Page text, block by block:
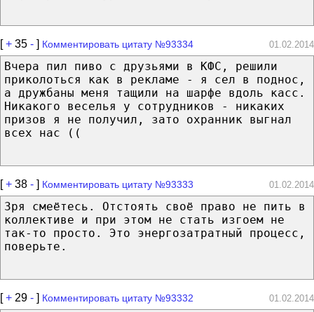
[+ 35 - ] Комментировать цитату №93334 01.02.2014
Вчера пил пиво с друзьями в КФС, решили
приколоться как в рекламе - я сел в поднос,
а дружбаны меня тащили на шарфе вдоль касс.
Никакого веселья у сотрудников - никаких
призов я не получил, зато охранник выгнал
всех нас ((
[+ 38 - ] Комментировать цитату №93333 01.02.2014
Зря смеётесь. Отстоять своё право не пить в
коллективе и при этом не стать изгоем не
так-то просто. Это энергозатратный процесс,
поверьте.
[+ 29 - ] Комментировать цитату №93332 01.02.2014